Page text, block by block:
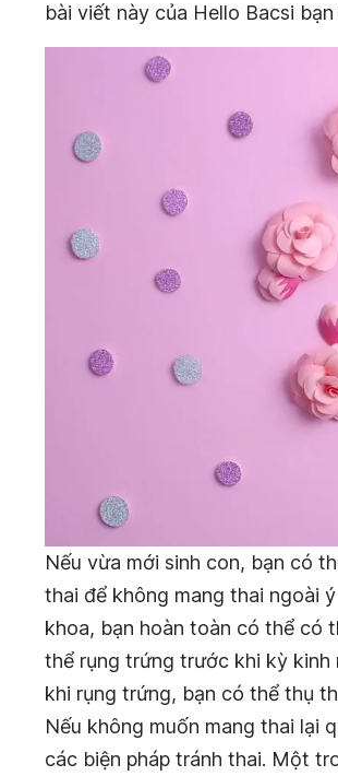
bài viết này của Hello Bacsi bạn
Nếu vừa mới sinh con, bạn có
thai để không mang thai ngoài
khoa, bạn hoàn toàn có thể có
thể rụng trứng trước khi kỳ kinh
khi rụng trứng, bạn có thể thụ
Nếu không muốn mang thai lại
các biện pháp tránh thai. Một